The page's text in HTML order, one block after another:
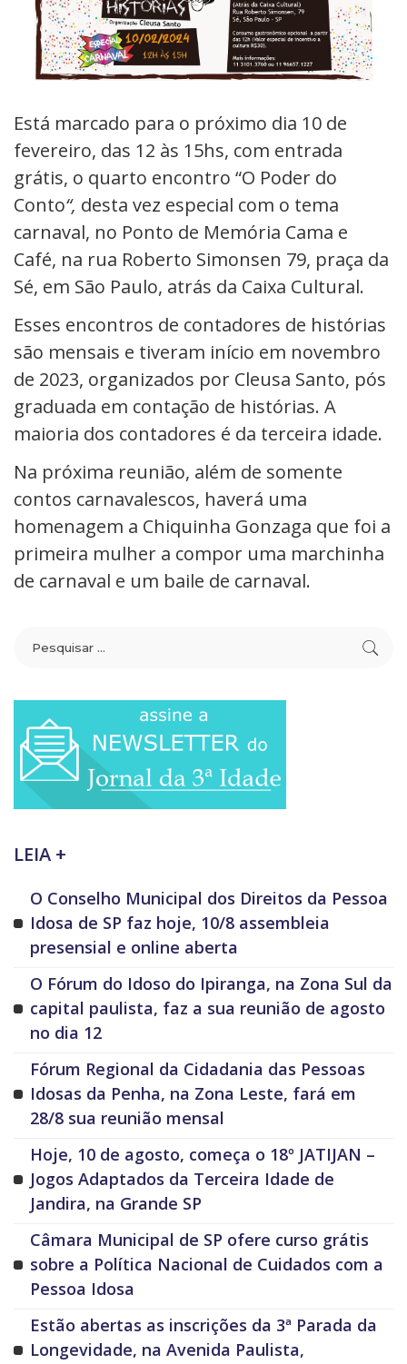
Está marcado para o próximo dia 10 de
fevereiro, das 12 às 15hs, com entrada
grátis, o quarto encontro “O Poder do
Conto“, desta vez especial com o tema
carnaval, no Ponto de Memória Cama e
Café, na rua Roberto Simonsen 79, praça da
Sé, em São Paulo, atrás da Caixa Cultural.
Esses encontros de contadores de histórias
são mensais e tiveram início em novembro
de 2023, organizados por Cleusa Santo, pós
graduada em contação de histórias. A
maioria dos contadores é da terceira idade.
Na próxima reunião, além de somente
contos carnavalescos, haverá uma
homenagem a Chiquinha Gonzaga que foi a
primeira mulher a compor uma marchinha
de carnaval e um baile de carnaval.
LEIA +
O Conselho Municipal dos Direitos da Pessoa
Idosa de SP faz hoje, 10/8 assembleia
presensial e online aberta
O Fórum do Idoso do Ipiranga, na Zona Sul da
capital paulista, faz a sua reunião de agosto
no dia 12
Fórum Regional da Cidadania das Pessoas
Idosas da Penha, na Zona Leste, fará em
28/8 sua reunião mensal
Hoje, 10 de agosto, começa o 18º JATIJAN –
Jogos Adaptados da Terceira Idade de
Jandira, na Grande SP
Câmara Municipal de SP ofere curso grátis
sobre a Política Nacional de Cuidados com a
Pessoa Idosa
Estão abertas as inscrições da 3ª Parada da
Longevidade, na Avenida Paulista,